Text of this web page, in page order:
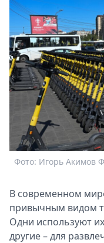
Пресс-
релизы
О
Metro
Стримы
Звезды
Выборы
2026
Скачай
Фото: Игорь Акимов
В современном
привычным видом
Одни используют
другие – для